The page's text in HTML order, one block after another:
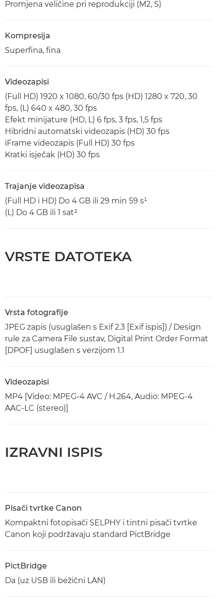
Promjena veličine pri reprodukciji (M2, S)
Kompresija
Superfina, fina
Videozapisi
(Full HD) 1920 x 1080, 60/30 fps (HD) 1280 x 720, 30
fps, (L) 640 x 480, 30 fps
Efekt minijature (HD, L) 6 fps, 3 fps, 1,5 fps
Hibridni automatski videozapis (HD) 30 fps
iFrame videozapis (Full HD) 30 fps
Kratki isječak (HD) 30 fps
Trajanje videozapisa
(Full HD i HD) Do 4 GB ili 29 min 59 s¹
(L) Do 4 GB ili 1 sat²
VRSTE DATOTEKA
Vrsta fotografije
JPEG zapis (usuglašen s Exif 2.3 [Exif ispis]) / Design
rule za Camera File sustav, Digital Print Order Format
[DPOF] usuglašen s verzijom 1.1
Videozapisi
MP4 [Video: MPEG-4 AVC / H.264, Audio: MPEG-4
AAC-LC (stereo)]
IZRAVNI ISPIS
Pisači tvrtke Canon
Kompaktni fotopisači SELPHY i tintni pisači tvrtke
Canon koji podržavaju standard PictBridge
PictBridge
Da (uz USB ili bežični LAN)